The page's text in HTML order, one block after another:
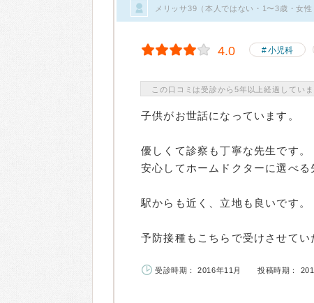
メリッサ39（本人ではない・1〜3歳・女性
4.0 小児科
この口コミは受診から5年以上経過していま
子供がお世話になっています。
優しくて診察も丁寧な先生です。
安心してホームドクターに選べる
駅からも近く、立地も良いです。
予防接種もこちらで受けさせて
受診時期： 2016年11月 投稿時期：